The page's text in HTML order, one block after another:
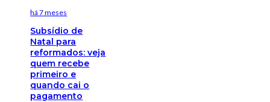
há 7 meses
Subsídio de
Natal para
reformados: veja
quem recebe
primeiro e
quando cai o
pagamento